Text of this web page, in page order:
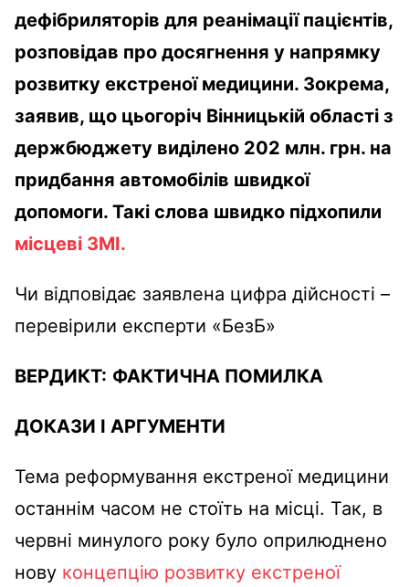
дефібриляторів для реанімації пацієнтів,
розповідав про досягнення у напрямку
розвитку екстреної медицини. Зокрема,
заявив, що цьогоріч Вінницькій області з
держбюджету виділено 202 млн. грн. на
придбання автомобілів швидкої
допомоги. Такі слова швидко підхопили
місцеві ЗМІ.
Чи відповідає заявлена цифра дійсності –
перевірили експерти «БезБ»
ВЕРДИКТ: ФАКТИЧНА ПОМИЛКА
ДОКАЗИ І АРГУМЕНТИ
Тема реформування екстреної медицини
останнім часом не стоїть на місці. Так, в
червні минулого року було оприлюднено
нову концепцію розвитку екстреної